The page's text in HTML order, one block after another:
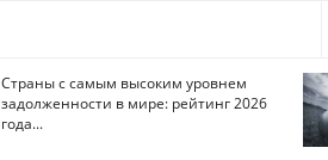
Страны с самым высоким уровнем
задолженности в мире: рейтинг 2026
года...